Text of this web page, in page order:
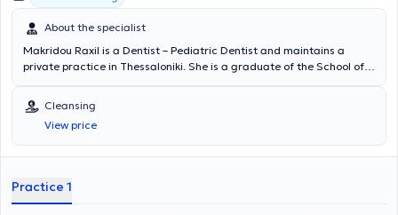
About the specialist
Makridou Raxil is a Dentist – Pediatric Dentist and maintains a
private practice in Thessaloniki. She is a graduate of the School of
advanced training in pediatric dentistry at the Aarhus School of
Dentistry in Denmark and the University of Leeds in England. She
has extensive academic and professional experience in the field and
her practice caters to the needs of both children and adults.
Cleansing
View price
Practice 1